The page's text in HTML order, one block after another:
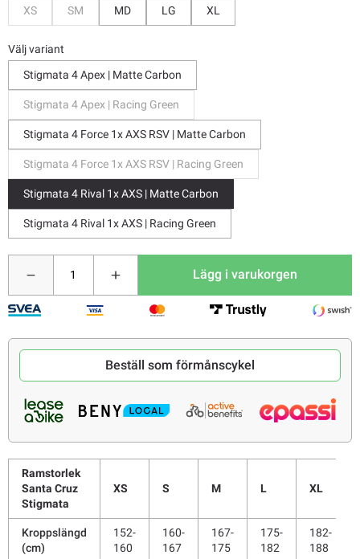
XS
SM MD LG XL
Välj variant
Stigmata 4 Apex | Matte Carbon
Stigmata 4 Apex | Racing Green
Stigmata 4 Force 1x AXS RSV | Matte Carbon
Stigmata 4 Force 1x AXS RSV | Racing Green
Stigmata 4 Rival 1x AXS | Matte Carbon
Stigmata 4 Rival 1x AXS | Racing Green
Lägg i varukorgen
Beställ som förmånscykel
Ramstorlek
Santa Cruz
Stigmata
XS S M L XL
Kroppslängd
(cm)
152-
160
160-
167
167-
175
175-
182
182-
188